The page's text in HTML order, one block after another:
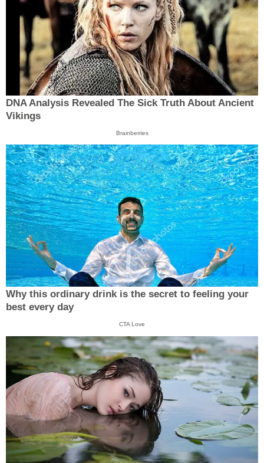
DNA Analysis Revealed The Sick Truth About Ancient
Vikings
Brainberries
Why this ordinary drink is the secret to feeling your
best every day
CTA Love